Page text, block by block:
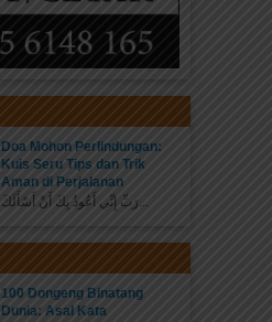
Doa Mohon Perlindungan:
Kuis Seru Tips dan Trik
Aman di Perjalanan
رَبِّ إِنِّي أَعُوذُ بِكَ أَنْ أَسْأَلَكَ...
100 Dongeng Binatang
Dunia: Asal Kata